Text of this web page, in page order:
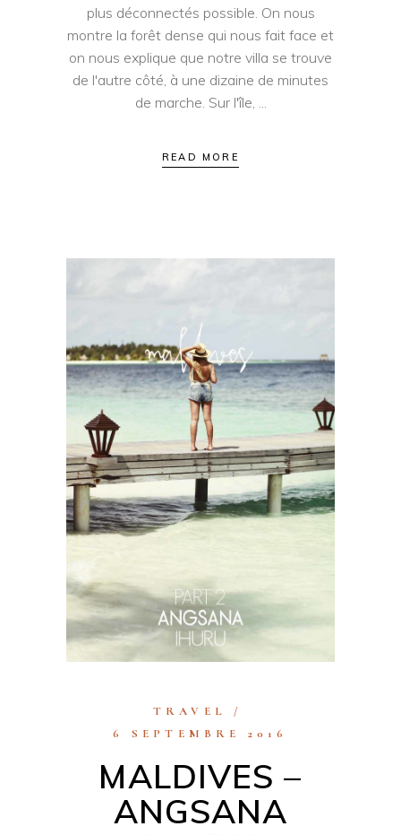
plus déconnectés possible. On nous
montre la forêt dense qui nous fait face et
on nous explique que notre villa se trouve
de l'autre côté, à une dizaine de minutes
de marche. Sur l'île,
READ MORE
TRAVEL
6 SEPTEMBRE 2016
MALDIVES –
ANGSANA